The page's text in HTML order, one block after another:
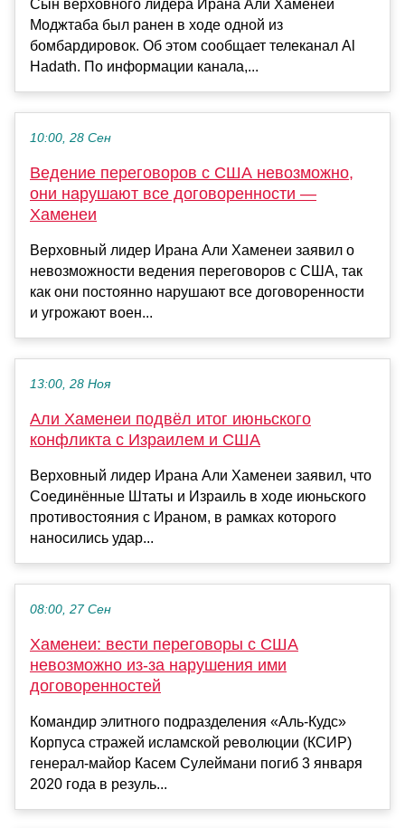
Сын верховного лидера Ирана Али Хаменеи
Моджтаба был ранен в ходе одной из
бомбардировок. Об этом сообщает телеканал Al
Hadath. По информации канала,...
10:00, 28 Сен
Ведение переговоров с США невозможно,
они нарушают все договоренности —
Хаменеи
Верховный лидер Ирана Али Хаменеи заявил о
невозможности ведения переговоров с США, так
как они постоянно нарушают все договоренности
и угрожают воен...
13:00, 28 Ноя
Али Хаменеи подвёл итог июньского
конфликта с Израилем и США
Верховный лидер Ирана Али Хаменеи заявил, что
Соединённые Штаты и Израиль в ходе июньского
противостояния с Ираном, в рамках которого
наносились удар...
08:00, 27 Сен
Хаменеи: вести переговоры с США
невозможно из-за нарушения ими
договоренностей
Командир элитного подразделения «Аль-Кудс»
Корпуса стражей исламской революции (КСИР)
генерал-майор Касем Сулеймани погиб 3 января
2020 года в резуль...